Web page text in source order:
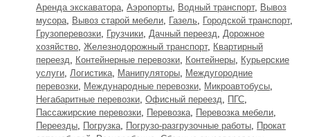
Аренда экскаватора, Аэропорты, Водный транспорт, Вывоз
мусора, Вывоз старой мебели, Газель, Городской транспорт,
Грузоперевозки, Грузчики, Дачный переезд, Дорожное
хозяйство, Железнодорожный транспорт, Квартирный
переезд, Контейнерные перевозки, Контейнеры, Курьерские
услуги, Логистика, Манипуляторы, Междугородние
перевозки, Международные перевозки, Микроавтобусы,
Негабаритные перевозки, Офисный переезд, ПГС,
Пассажирские перевозки, Перевозка, Перевозка мебели,
Переезды, Погрузка, Погрузо-разгрузочные работы, Прокат